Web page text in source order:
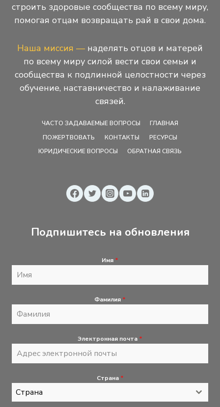
строить здоровые сообщества по всему миру,
помогая отцам возвращать рай в свои дома.
Наша миссия — наделять отцов и матерей
по всему миру силой вести свои семьи и
сообщества к подлинной целостности через
обучение, наставничество и налаживание
связей.
ЧАСТО ЗАДАВАЕМЫЕ ВОПРОСЫ
ГЛАВНАЯ
ПОЖЕРТВОВАТЬ
КОНТАКТЫ
РЕСУРСЫ
ЮРИДИЧЕСКИЕ ВОПРОСЫ
ОБРАТНАЯ СВЯЗЬ
Подпишитесь на обновления
Имя *
Фамилия *
Электронная почта *
Страна *
Страна